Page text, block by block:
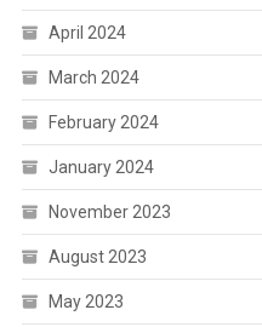
April 2024
March 2024
February 2024
January 2024
November 2023
August 2023
May 2023